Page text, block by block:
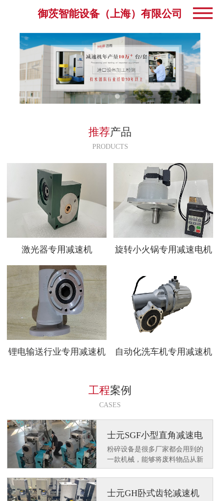
御茨智能设备（上海）有限公司
推荐产品
PRODUCTS
激光器专用减速机 旋转小火锅专用减速电机
锂电输送行业专用减速机 自动化洗车机专用减速机
工程案例
CASES
士元SGF小型直角减速电
机应用在日资客户粉碎设
备上
粉碎设备是很多厂家都会用到的
一款机械，能够将废料物品从新
粉碎后在操作可使用，达到环保
利用的效果。那么一款好用的设
备上需要配套一款好用的减速电
士元GH卧式齿轮减速机